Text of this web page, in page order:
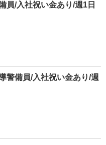
員/入社祝い金あり/週1日
警備員/入社祝い金あり/週